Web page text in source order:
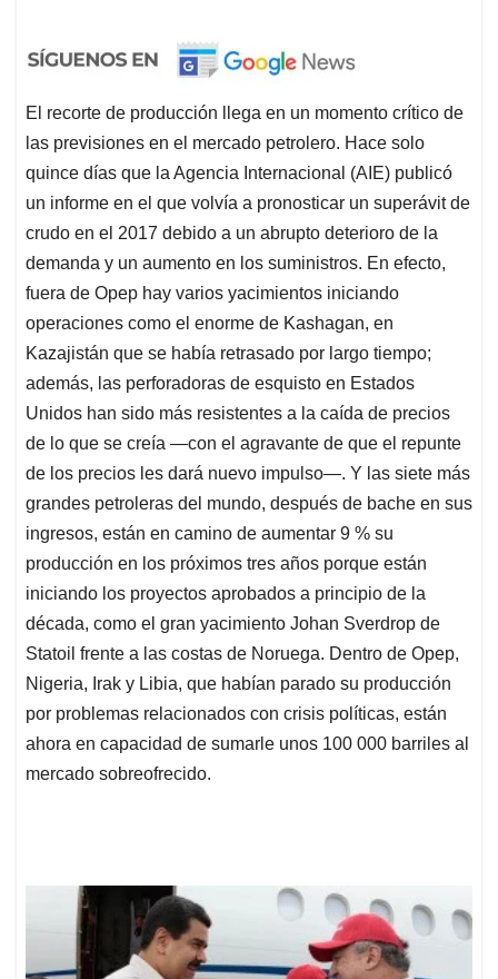
El recorte de producción llega en un momento crítico de
las previsiones en el mercado petrolero. Hace solo
quince días que la Agencia Internacional (AIE) publicó
un informe en el que volvía a pronosticar un superávit de
crudo en el 2017 debido a un abrupto deterioro de la
demanda y un aumento en los suministros. En efecto,
fuera de Opep hay varios yacimientos iniciando
operaciones como el enorme de Kashagan, en
Kazajistán que se había retrasado por largo tiempo;
además, las perforadoras de esquisto en Estados
Unidos han sido más resistentes a la caída de precios
de lo que se creía —con el agravante de que el repunte
de los precios les dará nuevo impulso—. Y las siete más
grandes petroleras del mundo, después de bache en sus
ingresos, están en camino de aumentar 9 % su
producción en los próximos tres años porque están
iniciando los proyectos aprobados a principio de la
década, como el gran yacimiento Johan Sverdrop de
Statoil frente a las costas de Noruega. Dentro de Opep,
Nigeria, Irak y Libia, que habían parado su producción
por problemas relacionados con crisis políticas, están
ahora en capacidad de sumarle unos 100 000 barriles al
mercado sobreofrecido.